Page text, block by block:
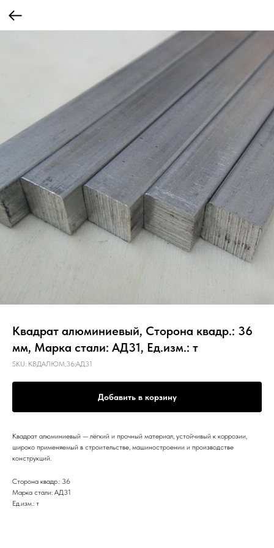
Квадрат алюминиевый, Сторона квадр.: 36
мм, Марка стали: АД31, Ед.изм.: т
SKU: КВДАЛЮМ;36;АД31
Добавить в корзину
Квадрат алюминиевый — лёгкий и прочный материал, устойчивый к коррозии,
широко применяемый в строительстве, машиностроении и производстве
конструкций.
Сторона квадр.: 36
Марка стали: АД31
Ед.изм.: т